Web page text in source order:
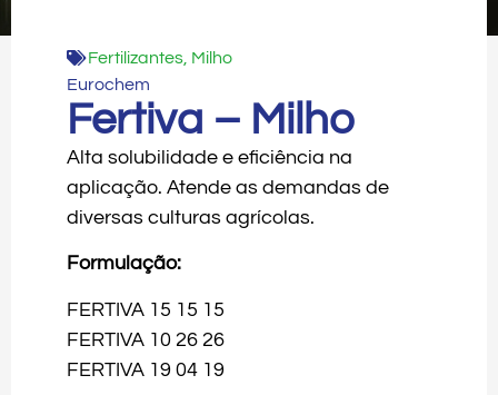
Fertilizantes Milho
Eurochem
Fertiva – Milho
Alta solubilidade e eficiência na
aplicação. Atende as demandas de
diversas culturas agrícolas.
Formulação:
FERTIVA 15 15 15
FERTIVA 10 26 26
FERTIVA 19 04 19